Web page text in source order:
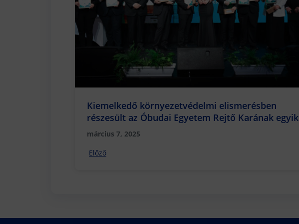
Kiemelkedő környezetvédelmi elismerésben
részesült az Óbudai Egyetem Rejtő Karának egyik
hallgatója
március 7, 2025
Előző